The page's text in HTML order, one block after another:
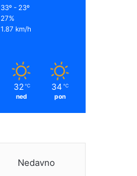
33º - 23º
27%
1.87 km/h
32 ℃
ned
34 ℃
pon
Nedavno